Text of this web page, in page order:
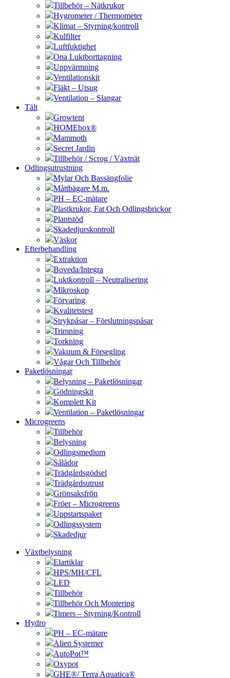
Tillbehör – Nätkrukor
Hygrometer / Thermometer
Klimat – Styrning/kontroll
Kulfilter
Luftfuktighet
Ona Luktborttagning
Uppvärmning
Ventilationskit
Fläkt – Utsug
Ventilation – Slangar
Tält
Growtent
HOMEbox®
Mammoth
Secret Jardin
Tillbehör / Scrog / Växtnät
Odlingsutrustning
Mylar Och Bassängfolie
Måttbägare M.m.
PH – EC-mätare
Plastkrukor, Fat Och Odlingsbrickor
Plantstöd
Skadedjurskontroll
Väskor
Efterbehandling
Extraktion
Boveda/Integra
Luktkontroll – Neutralisering
Mikroskop
Förvaring
Kvalitetstest
Strykpåsar – Förslutningspåsar
Trimning
Torkning
Vakuum & Försegling
Vågar Och Tillbehör
Paketlösningar
Belysning – Paketlösningar
Gödningskit
Komplett Kit
Ventilation – Paketlösningar
Microgreens
Tillbehör
Belysning
Odlingsmedium
Sålådor
Trädgårdsgödsel
Trädgårdsutrust
Grönsaksfrön
Fröer – Microgreens
Uppstartspaket
Odlingssystem
Skadedjur
Växtbelysning
Elartiklar
HPS/MH/CFL
LED
Tillbehör
Tillbehör Och Montering
Timers – Styrning/Kontroll
Hydro
PH – EC-mätare
Alien Systemer
AutoPot™
Oxypot
GHE®/ Terra Aquatica®